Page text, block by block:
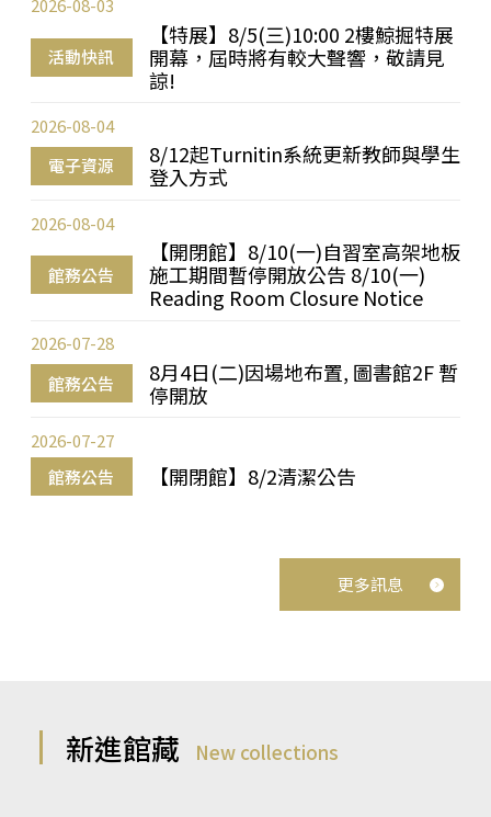
活動快訊
【特展】8/5(三)10:00 2樓鯨掘特展
開幕，屆時將有較大聲響，敬請見
諒!
2026-08-03
電子資源
8/12起Turnitin系統更新教師與學生
登入方式
2026-08-04
館務公告
【開閉館】8/10(一)自習室高架地板
施工期間暫停開放公告 8/10(一)
Reading Room Closure Notice
2026-08-04
館務公告
8月4日(二)因場地布置, 圖書館2F 暫
停開放
2026-07-28
館務公告 【開閉館】8/2清潔公告
2026-07-27
更多訊息
新進館藏 New collections